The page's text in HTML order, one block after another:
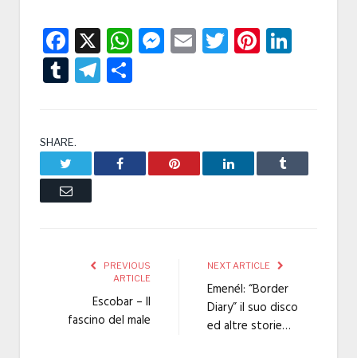
Facebook
X WhatsApp
Messenger
EmailTwitter
TumblrTelegram
SHARE.
Facebook Pinterest LinkedIn Tumblr
Email
PREVIOUS
ARTICLE
Escobar – Il
fascino del male
NEXT ARTICLE
Emenél: “Border
Diary” il suo disco
ed altre storie…